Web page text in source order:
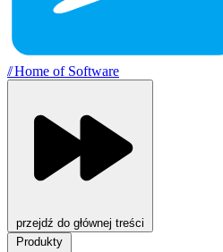
//Home of Software
przejdź do głównej treści
Produkty